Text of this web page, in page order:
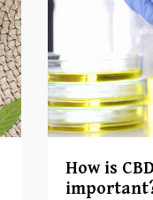
How is